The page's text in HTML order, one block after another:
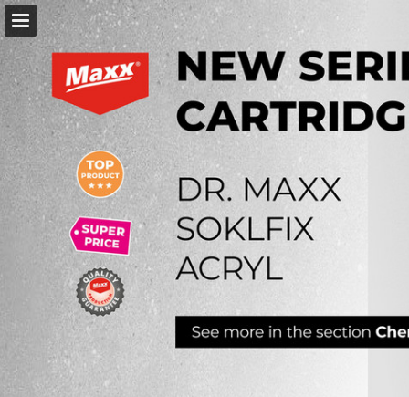
Náhled stránky
Stáhnout PDF
Hledat
Zpráva Publikace